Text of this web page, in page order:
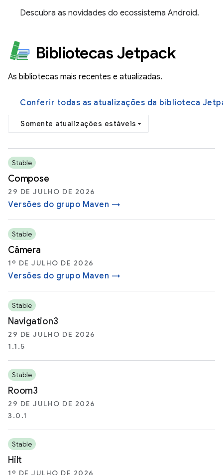
Descubra as novidades do ecossistema Android.
Bibliotecas Jetpack
As bibliotecas mais recentes e atualizadas.
Conferir todas as atualizações da biblioteca
Somente atualizações estáveis
Stable
Compose
29 DE JULHO DE 2026
Versões do grupo Maven →
Stable
Câmera
1º DE JULHO DE 2026
Versões do grupo Maven →
Stable
Navigation3
29 DE JULHO DE 2026
1.1.5
Stable
Room3
29 DE JULHO DE 2026
3.0.1
Stable
Hilt
1º DE JULHO DE 2026